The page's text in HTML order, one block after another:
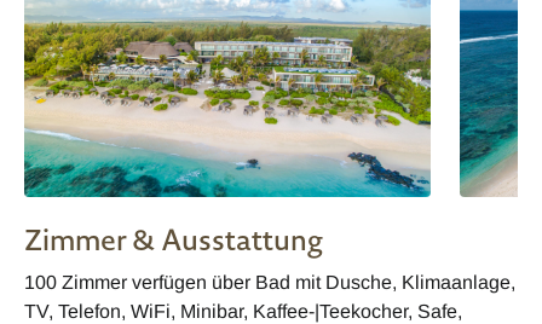
Zimmer & Ausstattung
100 Zimmer verfügen über Bad mit Dusche, Klimaanlage,
TV, Telefon, WiFi, Minibar, Kaffee-|Teekocher, Safe,